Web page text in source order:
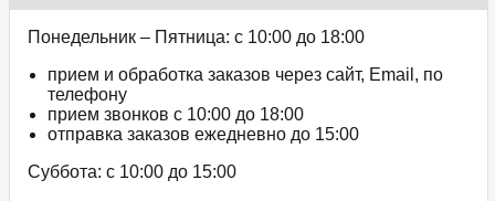
Понедельник – Пятница: с 10:00 до 18:00
прием и обработка заказов через сайт, Email, по
телефону
прием звонков c 10:00 до 18:00
отправка заказов ежедневно до 15:00
Суббота: с 10:00 до 15:00